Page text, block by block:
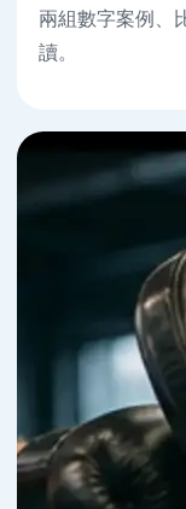
兩組數字案例、
讀。